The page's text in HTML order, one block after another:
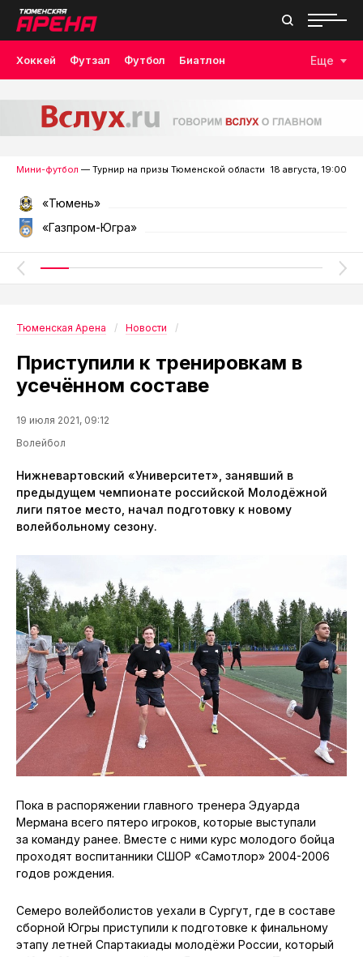
Хоккей Футзал Футбол Биатлон Еще
Мини-футбол — Турнир на призы Тюменской области 18 августа, 19:00
«Тюмень»
«Газпром-Югра»
Тюменская Арена Новости
Приступили к тренировкам в
усечённом составе
19 июля 2021, 09:12
Волейбол
Нижневартовский «Университет», занявший в
предыдущем чемпионате российской Молодёжной
лиги пятое место, начал подготовку к новому
волейбольному сезону.
Пока в распоряжении главного тренера Эдуарда
Мермана всего пятеро игроков, которые выступали
за команду ранее. Вместе с ними курс молодого бойца
проходят воспитанники СШОР «Самотлор» 2004-2006
годов рождения.
Семеро волейболистов уехали в Сургут, где в составе
сборной Югры приступили к подготовке к финальному
этапу летней Спартакиады молодёжи России, который